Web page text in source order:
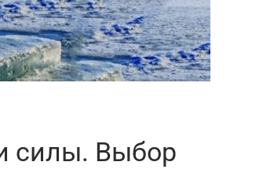
силы. Выбор